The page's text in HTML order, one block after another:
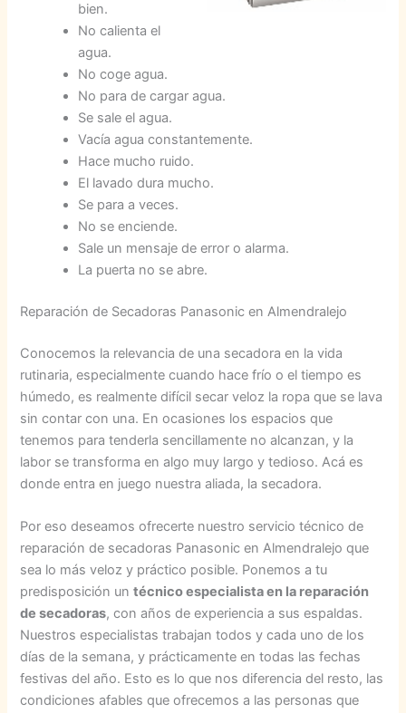
bien.
No calienta el
agua.
No coge agua.
No para de cargar agua.
Se sale el agua.
Vacía agua constantemente.
Hace mucho ruido.
El lavado dura mucho.
Se para a veces.
No se enciende.
Sale un mensaje de error o alarma.
La puerta no se abre.
Reparación de Secadoras Panasonic en Almendralejo
Conocemos la relevancia de una secadora en la vida
rutinaria, especialmente cuando hace frío o el tiempo es
húmedo, es realmente difícil secar veloz la ropa que se lava
sin contar con una. En ocasiones los espacios que
tenemos para tenderla sencillamente no alcanzan, y la
labor se transforma en algo muy largo y tedioso. Acá es
donde entra en juego nuestra aliada, la secadora.
Por eso deseamos ofrecerte nuestro servicio técnico de
reparación de secadoras Panasonic en Almendralejo que
sea lo más veloz y práctico posible. Ponemos a tu
predisposición untécnico especialista en la reparación
de secadoras, con años de experiencia a sus espaldas.
Nuestros especialistas trabajan todos y cada uno de los
días de la semana, y prácticamente en todas las fechas
festivas del año. Esto es lo que nos diferencia del resto, las
condiciones afables que ofrecemos a las personas que